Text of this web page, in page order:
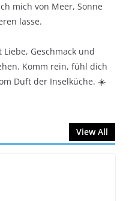
mich von Meer, Sonne
lasse.
Geschmack und
Komm rein, fühl dich
Duft der Inselküche. ☀️
View All